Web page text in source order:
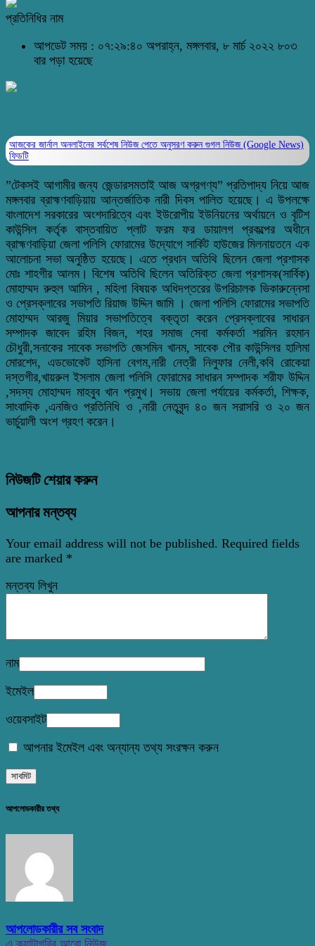
প্রতিনিধির নাম
আপডেট সময় : ০৭:২৯:৪০ অপরাহ্ন, মঙ্গলবার, ৮ মার্চ ২০২২ ৮০৩
বার পড়া হয়েছে
আজকের জার্নাল অনলাইনের সর্বশেষ নিউজ পেতে অনুসরণ করুন গুগল নিউজ (Google News)
ফিডটি
”টেকসই আগামীর জন্য জেন্ডারসমতাই আজ অগ্রগণ্য” প্রতিপাদ্য নিয়ে আজ
মঙ্গলবার ব্রাহ্মণবাড়িয়ায় আন্তর্জাতিক নারী দিবস পালিত হয়েছে। এ উপলক্ষে
বাংলাদেশ সরকারের অংশদারিত্বে এবং ইউরোপীয় ইউনিয়নের অর্থায়নে ও বৃটিশ
কাউন্সিল কর্তৃক বাস্তবায়িত প্লাট ফরম ফর ডায়ালগ প্রকল্পের অধীনে
ব্রাহ্মণবাড়িয়া জেলা পলিসি ফোরামের উদ্যোগে সার্কিট হাউজের মিলনায়তনে এক
আলোচনা সভা অনুষ্ঠিত হয়েছে। এতে প্রধান অতিথি ছিলেন জেলা প্রশাসক
মোঃ শাহগীর আলম। বিশেষ অতিথি ছিলেন অতিরিক্ত জেলা প্রশাসক(সার্বিক)
মোহাম্মদ রুহুল আমিন , মহিলা বিষয়ক অধিদপ্তরের উপরিচালক ভিকারুন্নেসা
ও প্রেসক্লাবের সভাপতি রিয়াজ উদ্দিন জামি । জেলা পলিসি ফোরামের সভাপতি
মোহাম্মদ আরজু মিয়ার সভাপতিত্বে বক্তৃতা করেন প্রেসক্লাবের সাধারন
সম্পাদক জাবেদ রহিম বিজন, শহর সমাজ সেবা কর্মকর্তা শরমিন রহমান
চৌধুরী,সনাকের সাবেক সভাপতি জেসমিন খানম, সাবেক পৌর কাউন্সিলর হালিমা
মোরশেদ, এডভোকেট হাসিনা বেগম,নারী নেত্রী নিলুফার নেলী,কবি রোকেয়া
দস্তগীর,খায়রুল ইসলাম জেলা পলিসি ফোরামের সাধারন সম্পাদক শরীফ উদ্দিন
,সদস্য মোহাম্মদ মাহবুব খান প্রমুখ। সভায় জেলা পর্যায়ের কর্মকর্তা, শিক্ষক,
সাংবাদিক ,এনজিও প্রতিনিধি ও ,নারী নেতৃবৃন্দ ৪০ জন সরাসরি ও ২০ জন
ভার্চুয়ালী অংশ গ্রহণ করেন।
নিউজটি শেয়ার করুন
আপনার মন্তব্য
Your email address will not be published. Required fields
are marked *
মন্তব্য লিখুন
নাম
ইমেইল
ওয়েবসাইট
আপনার ইমেইল এবং অন্যান্য তথ্য সংরক্ষন করুন
আপলোডকারীর তথ্য
আপলোডকারীর সব সংবাদ